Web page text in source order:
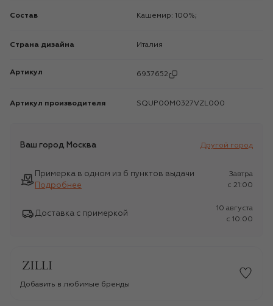
Состав Кашемир: 100%;
Страна дизайна Италия
Артикул 6937652
Артикул производителя SQUP00M0327VZL000
Ваш город Москва Другой город
Примерка в одном из 6 пунктов выдачи
Подробнее
Завтра
c 21:00
Доставка с примеркой
10 августа
c 10:00
Добавить в любимые бренды